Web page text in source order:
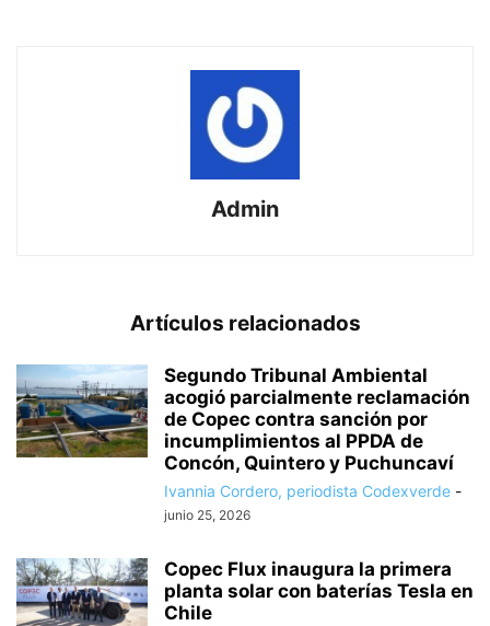
Admin
Artículos relacionados
Segundo Tribunal Ambiental
acogió parcialmente reclamación
de Copec contra sanción por
incumplimientos al PPDA de
Concón, Quintero y Puchuncaví
Ivannia Cordero, periodista Codexverde -
junio 25, 2026
Copec Flux inaugura la primera
planta solar con baterías Tesla en
Chile